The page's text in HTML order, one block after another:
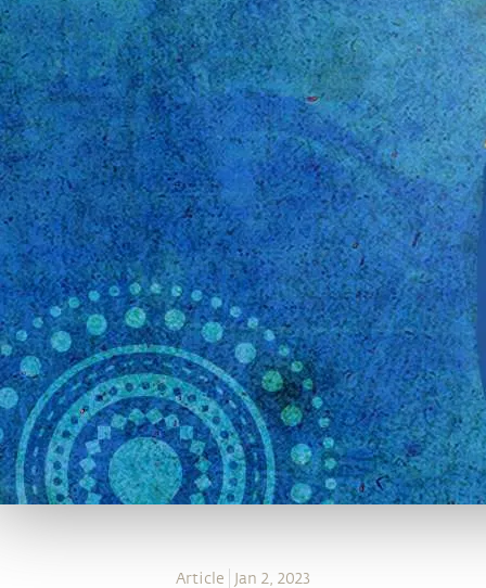
Article Jan 2, 2023